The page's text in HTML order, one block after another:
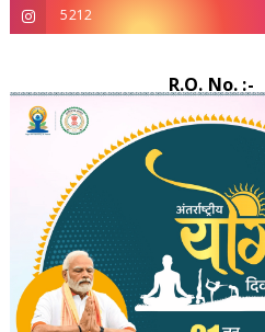
5212
R.O. No. :-